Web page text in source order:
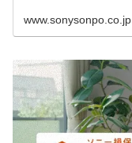
www.sonysonpo.co.jp